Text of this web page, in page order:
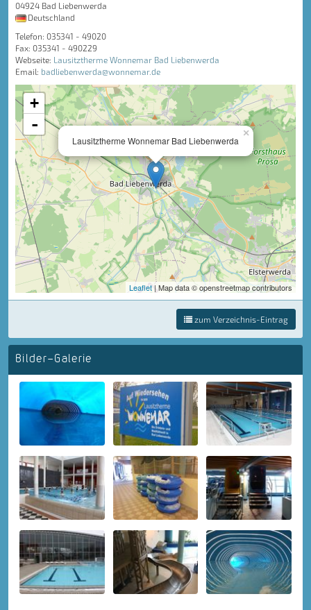
04924 Bad Liebenwerda
Deutschland
Telefon: 035341 - 49020
Fax: 035341 - 490229
Webseite: Lausitztherme Wonnemar Bad Liebenwerda
Email: badliebenwerda@wonnemar.de
×
Lausitztherme Wonnemar Bad Liebenwerda
+
-
Leaflet| Map data © openstreetmap contributors
zum Verzeichnis-Eintrag
Bilder-Galerie